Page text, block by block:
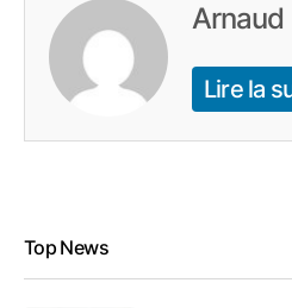
Arnaud
Lire la
Top News